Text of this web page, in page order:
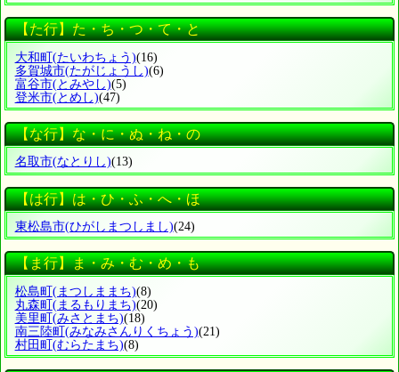
【た行】た・ち・つ・て・と
大和町(たいわちょう)(16)
多賀城市(たがじょうし)(6)
富谷市(とみやし)(5)
登米市(とめし)(47)
【な行】な・に・ぬ・ね・の
名取市(なとりし)(13)
【は行】は・ひ・ふ・へ・ほ
東松島市(ひがしまつしまし)(24)
【ま行】ま・み・む・め・も
松島町 (まつしままち)(8)
丸森町 (まるもりまち)(20)
美里町 (みさとまち)(18)
南三陸町 (みなみさんりくちょう)(21)
村田町 (むらたまち)(8)